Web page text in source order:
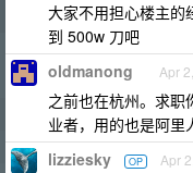
大家不用担心楼主的
到 500w 刀吧
oldmanong Apr
之前也在杭州。求职
业者，用的也是阿里
lizziesky OP Apr